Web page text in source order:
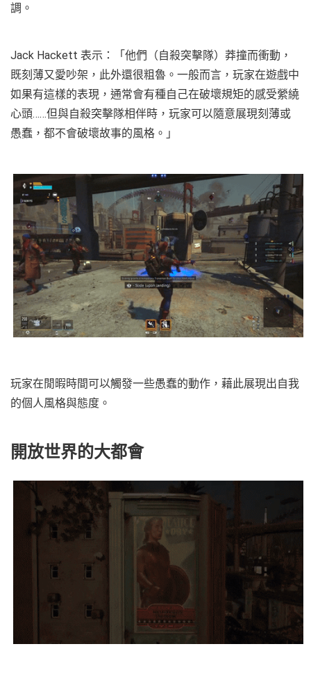
調。
Jack Hackett 表示：「他們（自殺突擊隊）莽撞而衝動，
既刻薄又愛吵架，此外還很粗魯。一般而言，玩家在遊戲中
如果有這樣的表現，通常會有種自己在破壞規矩的感受縈繞
心頭……但與自殺突擊隊相伴時，玩家可以隨意展現刻薄或
愚蠢，都不會破壞故事的風格。」
玩家在閒暇時間可以觸發一些愚蠢的動作，藉此展現出自我
的個人風格與態度。
開放世界的大都會